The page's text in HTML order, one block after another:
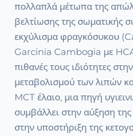
πολλαπλά μέτωπα της
βελτίωσης της σωματικής
εκχύλισμα φραγκόσυκου
Garcinia Cambogia με
πιθανές τους ιδιότητες
μεταβολισμού των λιπών
MCT έλαιο, μια πηγή
συμβάλλει στην αύξηση
στην υποστήριξη της